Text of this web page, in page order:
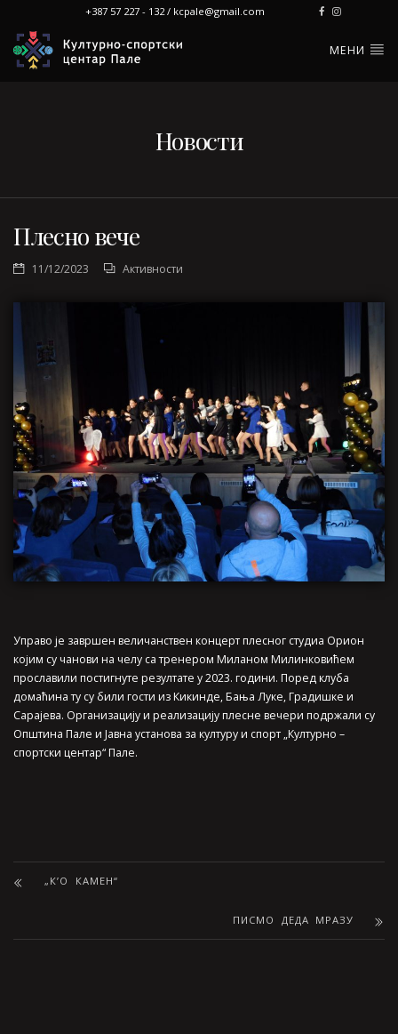
+387 57 227 - 132 / kcpale@gmail.com
МЕНИ
Новости
Плесно вече
11/12/2023 Активности
Управо је завршен величанствен концерт плесног студиа Орион
којим су чанови на челу са тренером Миланом Милинковићем
прославили постигнуте резултате у 2023. години. Поред клуба
домаћина ту су били гости из Кикинде, Бања Луке, Градишке и
Сарајева. Организацију и реализацију плесне вечери подржали су
Општина Пале и Јавна установа за културу и спорт „Културно –
спортски центар“ Пале.
„К’О КАМЕН“
ПИСМО ДЕДА МРАЗУ